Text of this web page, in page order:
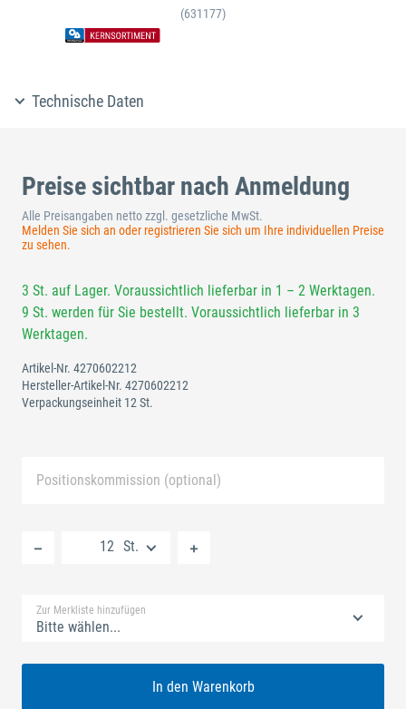
(631177)
Technische Daten
Preise sichtbar nach Anmeldung
Alle Preisangaben netto zzgl. gesetzliche MwSt.
Melden Sie sich an oder registrieren Sie sich um Ihre individuellen Preise
zu sehen.
3 St. auf Lager. Voraussichtlich lieferbar in 1 – 2 Werktagen.
9 St. werden für Sie bestellt. Voraussichtlich lieferbar in 3
Werktagen.
Artikel-Nr. 4270602212
Hersteller-Artikel-Nr. 4270602212
Verpackungseinheit 12 St.
Positionskommission (optional)
St.
Zur Merkliste hinzufügen
Bitte wählen...
In den Warenkorb